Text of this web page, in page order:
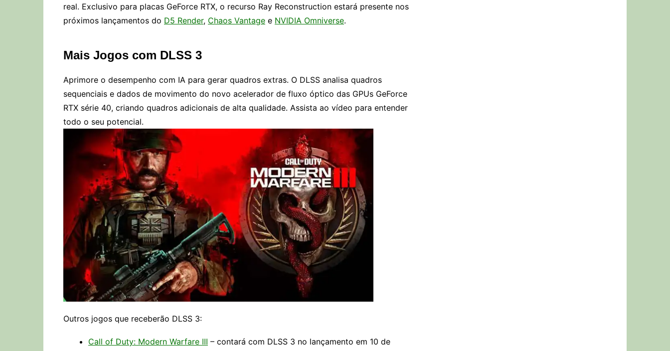
real. Exclusivo para placas GeForce RTX, o recurso Ray Reconstruction estará presente nos
próximos lançamentos do D5 Render, Chaos Vantage e NVIDIA Omniverse.
Mais Jogos com DLSS 3
Aprimore o desempenho com IA para gerar quadros extras. O DLSS analisa quadros
sequenciais e dados de movimento do novo acelerador de fluxo óptico das GPUs GeForce
RTX série 40, criando quadros adicionais de alta qualidade. Assista ao vídeo para entender
todo o seu potencial.
Outros jogos que receberão DLSS 3:
Call of Duty: Modern Warfare III – contará com DLSS 3 no lançamento em 10 de